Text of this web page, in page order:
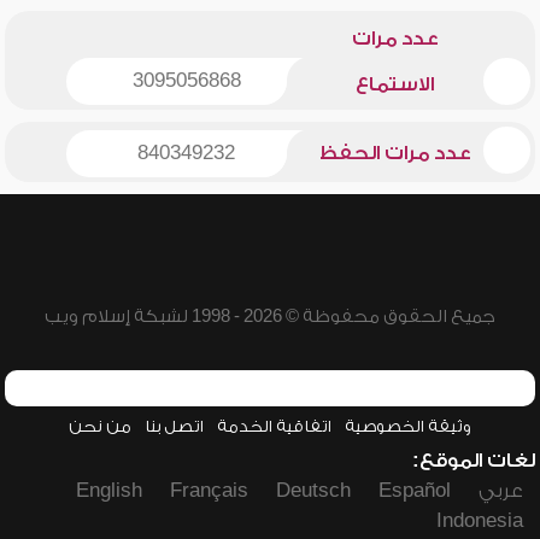
عدد مرات
الاستماع 3095056868
عدد مرات الحفظ 840349232
جميع الحقوق محفوظة © 2026 - 1998 لشبكة إسلام ويب
وثيقة الخصوصية اتفاقية الخدمة اتصل بنا من نحن
لغات الموقع:
عربي
Español
Deutsch
Français
English
Indonesia